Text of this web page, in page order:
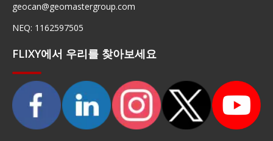
geocan@geomastergroup.com
NEQ: 1162597505
FLIXY에서 우리를 찾아보세요